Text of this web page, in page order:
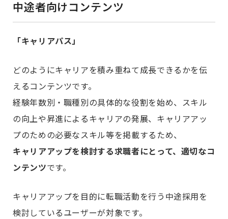
中途者向けコンテンツ
「キャリアパス」
どのようにキャリアを積み重ねて成長できるかを伝
えるコンテンツです。
経験年数別・職種別の具体的な役割を始め、スキル
の向上や昇進によるキャリアの発展、キャリアアッ
プのための必要なスキル等を掲載するため、
キャリアアップを検討する求職者にとって、適切なコ
ンテンツです。
キャリアアップを目的に転職活動を行う中途採用を
検討しているユーザーが対象です。